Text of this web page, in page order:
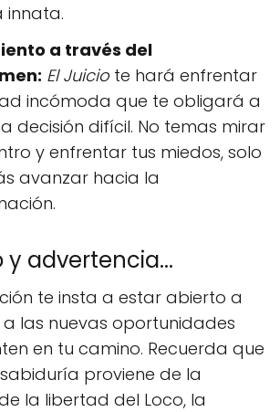
innata.
a través del
El Juicio te hará enfrentar
incómoda que te obligará a
decisión difícil. No temas mirar
y enfrentar tus miedos, solo
avanzar hacia la
y advertencia...
te insta a estar abierto a
las nuevas oportunidades
en tu camino. Recuerda que
proviene de la
la libertad del Loco, la